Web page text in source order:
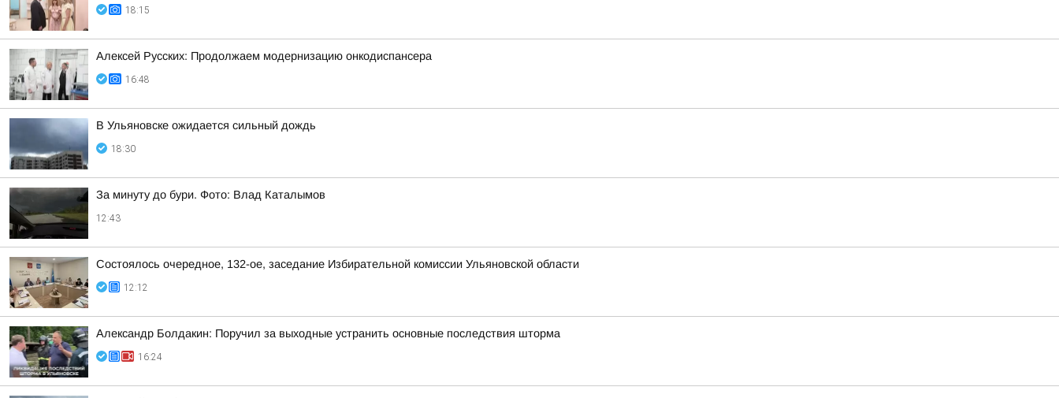
18:15
Алексей Русских: Продолжаем модернизацию онкодиспансера
16:48
В Ульяновске ожидается сильный дождь
18:30
За минуту до бури. Фото: Влад Каталымов
12:43
Состоялось очередное, 132-ое, заседание Избирательной комиссии Ульяновской области
12:12
Александр Болдакин: Поручил за выходные устранить основные последствия шторма
16:24